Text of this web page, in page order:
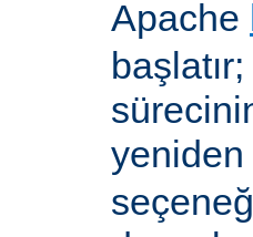
Apache
başlatır;